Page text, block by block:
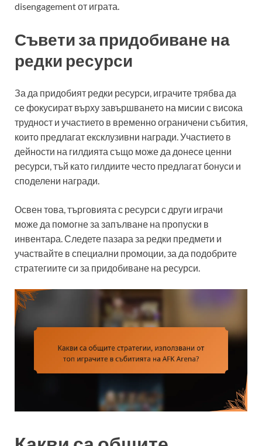
disengagement от играта.
Съвети за придобиване на
редки ресурси
За да придобият редки ресурси, играчите трябва да
се фокусират върху завършването на мисии с висока
трудност и участието в временно ограничени събития,
които предлагат ексклузивни награди. Участието в
дейности на гилдията също може да донесе ценни
ресурси, тъй като гилдиите често предлагат бонуси и
споделени награди.
Освен това, търговията с ресурси с други играчи
може да помогне за запълване на пропуски в
инвентара. Следете пазара за редки предмети и
участвайте в специални промоции, за да подобрите
стратегиите си за придобиване на ресурси.